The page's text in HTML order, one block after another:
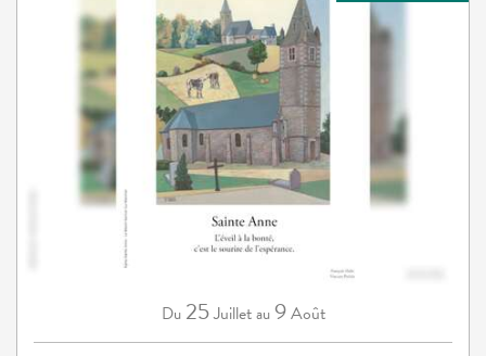
Du 25Juillet au 9Août